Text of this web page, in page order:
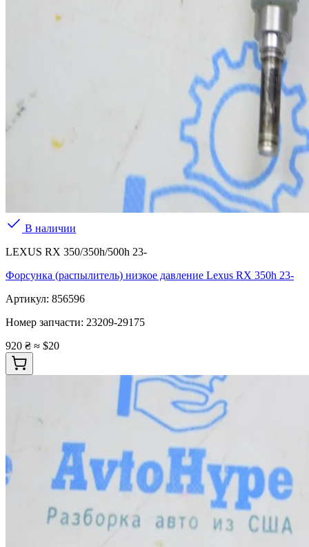
В наличии
LEXUS RX 350/350h/500h 23-
Форсунка (распылитель) низкое давление Lexus RX 350h 23-
Артикул: 856596
Номер запчасти: 23209-29175
920 ₴ ≈ $20